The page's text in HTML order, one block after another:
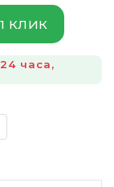
КЛИК
часа,